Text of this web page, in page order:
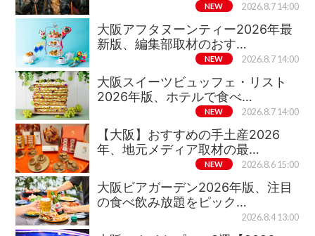
NEW 2026.8.7 14:00
大阪アフタヌーンティー2026年最
新版、編集部取材のおす…
NEW 2026.8.7 14:00
大阪スイーツビュッフェ・リスト
2026年版、ホテルで食べ…
NEW 2026.8.7 14:00
【大阪】おすすめの手土産2026
年、地元メディア取材の最…
NEW 2026.8.6 15:00
大阪ビアガーデン2026年版、注目
の食べ飲み放題をピック…
2026.8.4 13:00